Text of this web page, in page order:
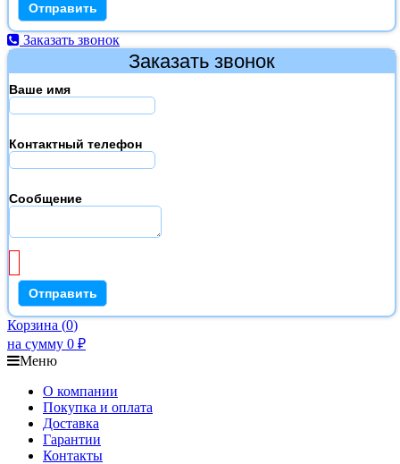
Заказать звонок
Заказать звонок
Ваше имя
Контактный телефон
Сообщение
Корзина (0)
на сумму 0 ₽
Меню
О компании
Покупка и оплата
Доставка
Гарантии
Контакты